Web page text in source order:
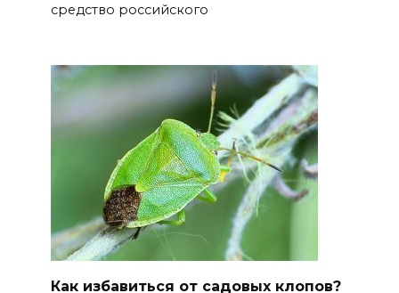
средство российского
Как избавиться от садовых клопов?